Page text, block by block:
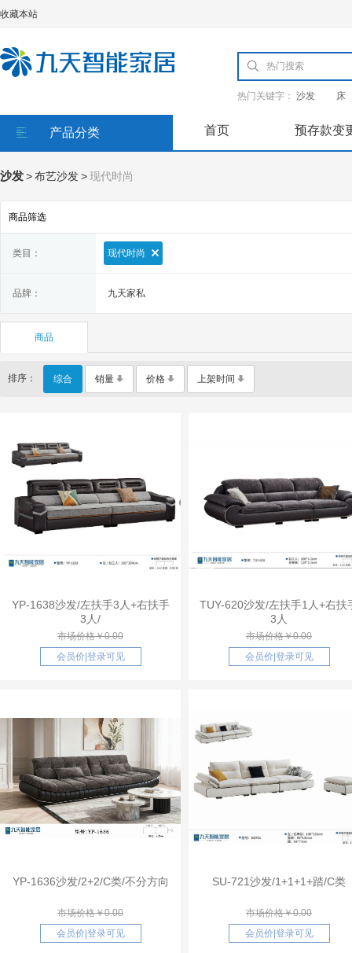
收藏本站
热门关键字： 沙发 床
产品分类 首页 预存款变
沙发>布艺沙发>现代时尚
商品筛选
类目： 现代时尚
品牌： 九天家私
商品
排序： 综合 销量 价格 上架时间
YP-1638沙发/左扶手3人+右扶手
3人/
市场价格￥0.00
会员价 登录可见
TUY-620沙发/左扶手1人+右扶
3人
市场价格￥0.00
会员价 登录可见
YP-1636沙发/2+2/C类/不分方向
市场价格￥0.00
会员价 登录可见
SU-721沙发/1+1+1+踏/C类
市场价格￥0.00
会员价 登录可见